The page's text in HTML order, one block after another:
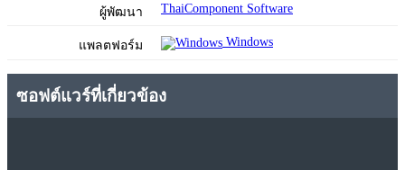
ผู้พัฒนา ThaiComponent Software
แพลตฟอร์ม Windows
ซอฟต์แวร์ที่เกี่ยวข้อง